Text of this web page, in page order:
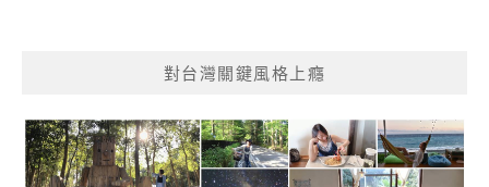
對台灣關鍵風格上癮